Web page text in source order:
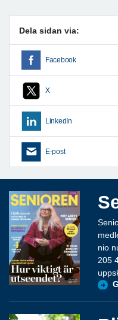
Dela sidan via:
Facebook
X
LinkedIn
E-post
nio
205